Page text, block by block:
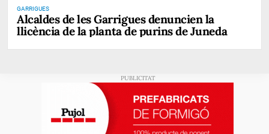
GARRIGUES
Alcaldes de les Garrigues denuncien la
llicència de la planta de purins de Juneda